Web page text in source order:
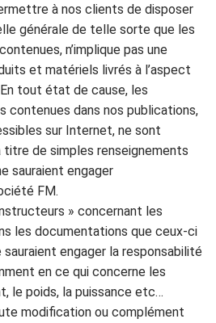
e à nos clients de disposer
générale de telle sorte que les
n’implique pas une
uits et matériels livrés à l’aspect
tout état de cause, les
contenues dans nos publications,
sur Internet, ne sont
titre de simples renseignements
sauraient engager
FM.
» concernant les
les documentations que ceux-ci
sauraient engager la responsabilité
en ce qui concerne les
le poids, la puissance etc…
modification ou complément